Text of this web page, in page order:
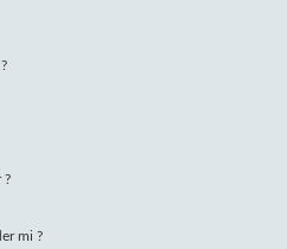
?
mi ?